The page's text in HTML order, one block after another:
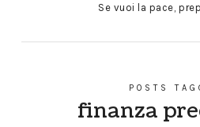
Se vuoi la pace,
POSTS
finanza